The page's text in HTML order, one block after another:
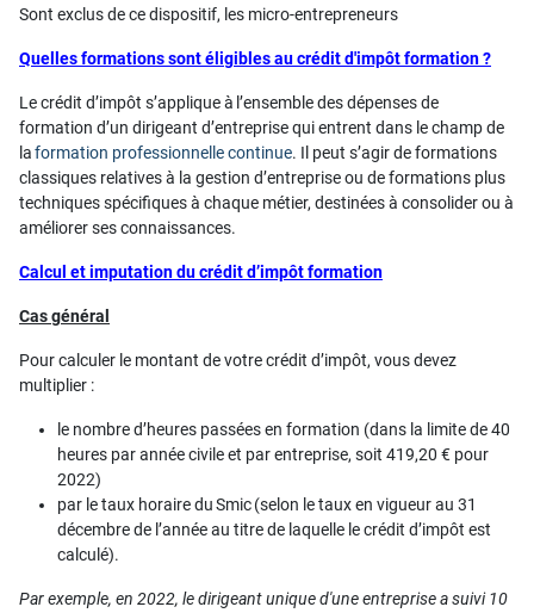
Sont exclus de ce dispositif, les micro-entrepreneurs
Quelles formations sont éligibles au crédit d'impôt formation ?
Le crédit d’impôt s’applique à l’ensemble des dépenses de
formation d’un dirigeant d’entreprise qui entrent dans le champ de
laformation professionnelle continue. Il peut s’agir de formations
classiques relatives à la gestion d’entreprise ou de formations plus
techniques spécifiques à chaque métier, destinées à consolider ou à
améliorer ses connaissances.
Calcul et imputation du crédit d’impôt formation
Cas général
Pour calculer le montant de votre crédit d’impôt, vous devez
multiplier :
le nombre d’heures passées en formation (dans la limite de 40
heures par année civile et par entreprise, soit 419,20 € pour
2022)
par le taux horaire du Smic (selon le taux en vigueur au 31
décembre de l’année au titre de laquelle le crédit d’impôt est
calculé).
Par exemple, en 2022, le dirigeant unique d'une entreprise a suivi 10